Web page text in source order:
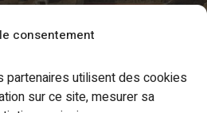
consentement
partenaires utilisent des cookies
sur ce site, mesurer sa
de Moigny